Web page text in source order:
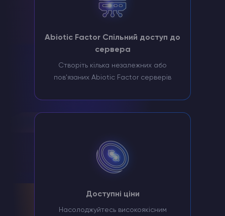
Abiotic Factor Спільний доступ до
сервера
Створіть кілька незалежних або
пов'язаних Abiotic Factor серверів
Доступні ціни
Насолоджуйтесь високоякісним